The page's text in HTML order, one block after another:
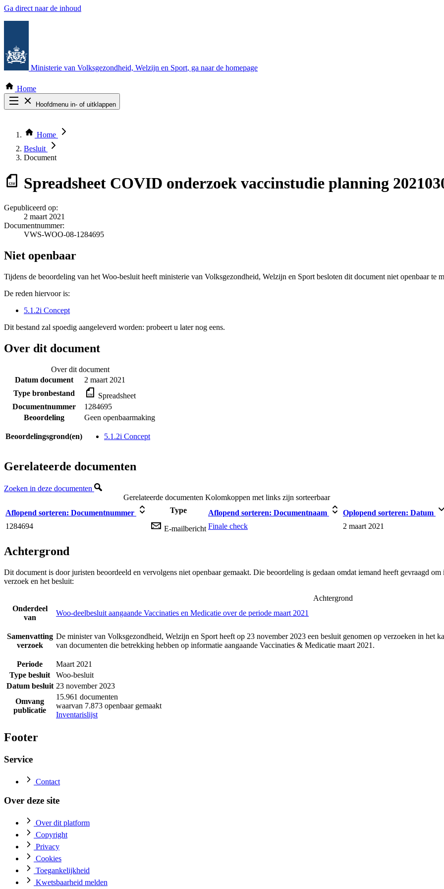
Ga direct naar de inhoud
Ministerie van Volksgezondheid, Welzijn en Sport, ga naar de homepage
Home
Hoofdmenu in- of uitklappen
Thema COVID-19
Bekijk per bestuursorgaan
Home
Besluit
Document
Spreadsheet COVID onderzoek vaccinstudie planning
Gepubliceerd op:
2 maart 2021
Documentnummer:
VWS-WOO-08-1284695
Niet openbaar
Tijdens de beoordeling van het Woo-besluit heeft ministerie van Volksgezondheid, Welzijn en Sport besloten dit document niet openbaar te
De reden hiervoor is:
5.1.2i Concept
Dit bestand zal spoedig aangeleverd worden: probeert u later nog eens.
Over dit document
Over dit document
Datum document
2 maart 2021
Type bronbestand
Spreadsheet
Documentnummer
1284695
Beoordeling
Geen openbaarmaking
Beoordelingsgrond(en) 5.1.2i Concept
Gerelateerde documenten
Zoeken in deze documenten
Gerelateerde documenten Kolomkoppen met links zijn sorteerbaar
Aflopend sorteren: Documentnummer Type Aflopend sorteren: Documentnaam Oplopend sorteren: Datum
1284694
E-mailbericht Finale check 2 maart 2021
Achtergrond
Dit document is door juristen beoordeeld en vervolgens niet openbaar gemaakt. Die beoordeling is gedaan omdat iemand heeft gevraagd
verzoek en het besluit:
Achtergrond
Onderdeel
van
Woo-deelbesluit aangaande Vaccinaties en Medicatie over de periode maart 2021
Samenvatting
verzoek
De minister van Volksgezondheid, Welzijn en Sport heeft op 23 november 2023 een besluit genomen op verzoeken in het
van documenten die betrekking hebben op informatie aangaande Vaccinaties & Medicatie maart 2021.
Periode
Maart 2021
Type besluit
Woo-besluit
Datum besluit 23 november 2023
Omvang
publicatie
15.961 documenten
waarvan 7.873 openbaar gemaakt
Inventarislijst
Footer
Service
Contact
Over deze site
Over dit platform
Copyright
Privacy
Cookies
Toegankelijkheid
Kwetsbaarheid melden